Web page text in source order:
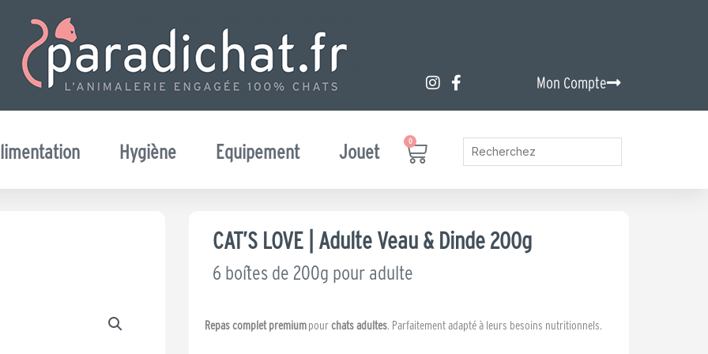
Mon Compte
Hygiène Equipement Jouet 0
Panier
CAT’S LOVE | Adulte Veau & Dinde 200g
6 boîtes de 200g pour adulte
Repas complet premiumpourchats adultes. Parfaitement adapté à leurs besoins nutritionnels.